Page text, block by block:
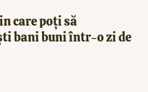
care poți să
bani buni într-o zi de